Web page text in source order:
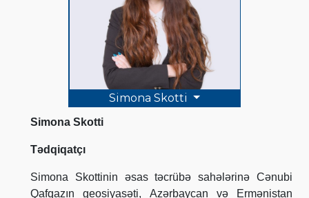
Simona Skotti
Simona Skotti
Tədqiqatçı
Simona Skottinin əsas təcrübə sahələrinə Cənubi
Qafqazın geosiyasəti, Azərbaycan və Ermənistan